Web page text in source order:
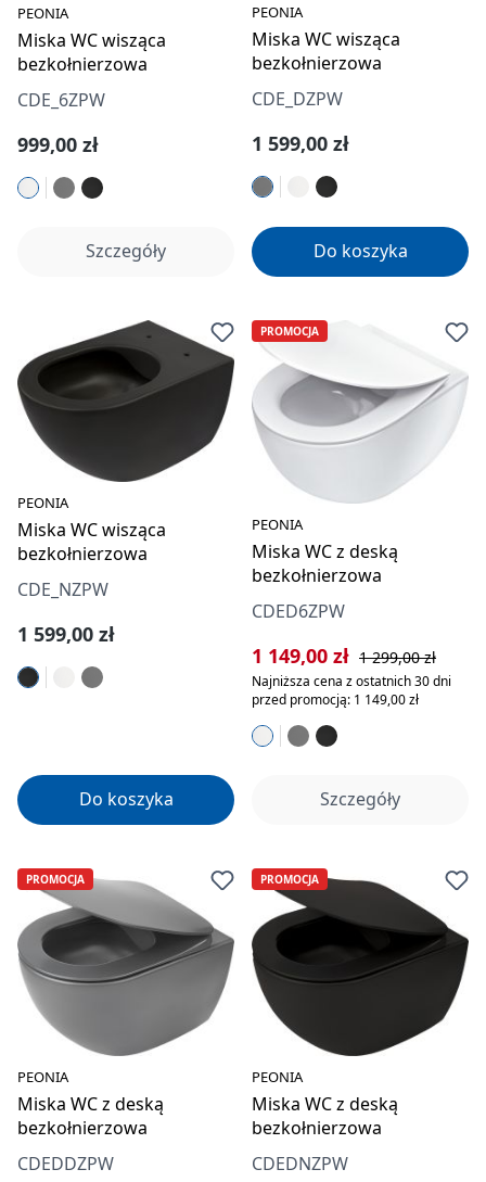
PEONIA
Miska WC wisząca
bezkołnierzowa
CDE_6ZPW
Cena regularna:
999,00 zł
Szczegóły
PEONIA
Miska WC wisząca
bezkołnierzowa
CDE_DZPW
Cena regularna:
1 599,00 zł
Do koszyka
PEONIA
Miska WC wisząca
bezkołnierzowa
CDE_NZPW
Cena regularna:
1 599,00 zł
Do koszyka
PROMOCJA
PEONIA
Miska WC z deską
bezkołnierzowa
CDED6ZPW
Cena sprzedaży:
1 149,00 zł Cena regularna:
1 299,00 zł
Najniższa cena z ostatnich 30 dni
przed promocją: 1 149,00 zł
Szczegóły
PROMOCJA
PEONIA
Miska WC z deską
bezkołnierzowa
CDEDDZPW
PROMOCJA
PEONIA
Miska WC z deską
bezkołnierzowa
CDEDNZPW